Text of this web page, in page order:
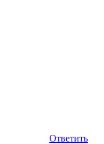
Ответить